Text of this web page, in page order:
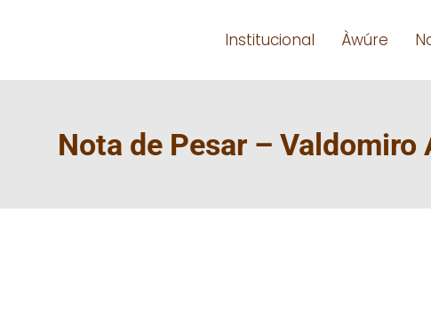
Institucional Àwúre
Nota de Pesar – Valdomiro